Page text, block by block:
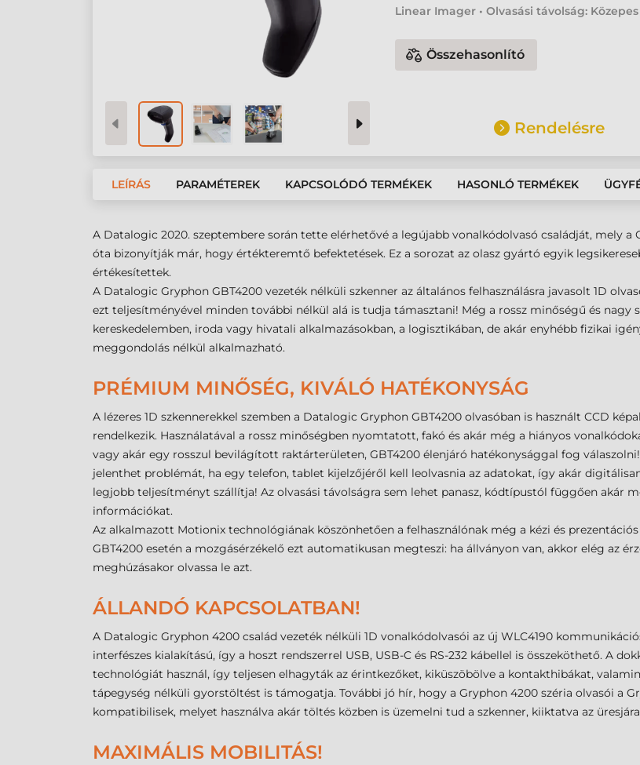
Linear Imager • Olvasási távolság:
Összehasonlító
Rendelésre
LEÍRÁS PARAMÉTEREK KAPCSOLÓDÓ TERMÉKEK HASONLÓ TERMÉKEK
A Datalogic 2020. szeptembere során tette elérhetővé a legújabb vonalkódolvasó családját, mely
óta bizonyítják már, hogy értékteremtő befektetések. Ez a sorozat az olasz gyártó egyik
értékesítettek.
A Datalogic Gryphon GBT4200 vezeték nélküli szkenner az általános felhasználásra javasolt 1D
ezt teljesítményével minden további nélkül alá is tudja támasztani! Még a rossz minőségű és nagy
kereskedelemben, iroda vagy hivatali alkalmazásokban, a logisztikában, de akár enyhébb fizikai
meggondolás nélkül alkalmazható.
PRÉMIUM MINŐSÉG, KIVÁLÓ HATÉKONYSÁG
A lézeres 1D szkennerekkel szemben a Datalogic Gryphon GBT4200 olvasóban is használt CCD
rendelkezik. Használatával a rossz minőségben nyomtatott, fakó és akár még a hiányos
vagy akár egy rosszul bevilágított raktárterületen, GBT4200 élenjáró hatékonysággal fog
jelenthet problémát, ha egy telefon, tablet kijelzőjéről kell leolvasnia az adatokat, így akár
legjobb teljesítményt szállítja! Az olvasási távolságra sem lehet panasz, kódtípustól függően akár
információkat.
Az alkalmazott Motionix technológiának köszönhetően a felhasználónak még a kézi és
GBT4200 esetén a mozgásérzékelő ezt automatikusan megteszi: ha állványon van, akkor elég az
meghúzásakor olvassa le azt.
ÁLLANDÓ KAPCSOLATBAN!
A Datalogic Gryphon 4200 család vezeték nélküli 1D vonalkódolvasói az új WLC4190
interfészes kialakítású, így a hoszt rendszerrel USB, USB-C és RS-232 kábellel is összeköthető. A
technológiát használ, így teljesen elhagyták az érintkezőket, kiküszöbölve a kontakthibákat,
tápegység nélküli gyorstöltést is támogatja. További jó hír, hogy a Gryphon 4200 széria olvasói a
kompatibilisek, melyet használva akár töltés közben is üzemelni tud a szkenner, kiiktatva az
MAXIMÁLIS MOBILITÁS!